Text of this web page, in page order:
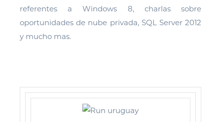
referentes a Windows 8, charlas sobre
oportunidades de nube privada, SQL Server 2012
y mucho mas.